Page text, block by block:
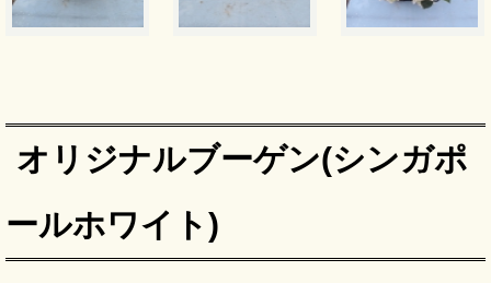
オリジナルブーゲン(シンガポ
ールホワイト)